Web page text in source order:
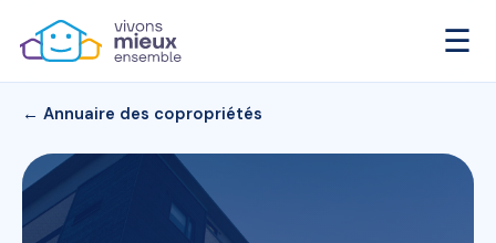
☰
← Annuaire des copropriétés